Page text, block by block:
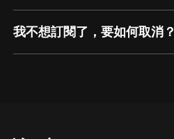
我不想訂閱了，要如何取消？